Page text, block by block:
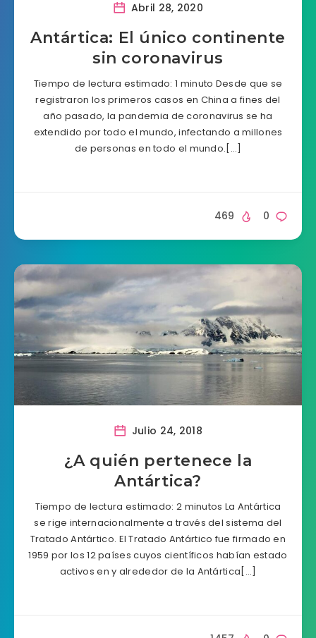
Abril 28, 2020
Antártica: El único continente
sin coronavirus
Tiempo de lectura estimado: 1 minuto Desde que se
registraron los primeros casos en China a fines del
año pasado, la pandemia de coronavirus se ha
extendido por todo el mundo, infectando a millones
de personas en todo el mundo.[…]
0
469
Julio 24, 2018
¿A quién pertenece la
Antártica?
Tiempo de lectura estimado: 2 minutos La Antártica
se rige internacionalmente a través del sistema del
Tratado Antártico. El Tratado Antártico fue firmado en
1959 por los 12 países cuyos científicos habían estado
activos en y alrededor de la Antártica[…]